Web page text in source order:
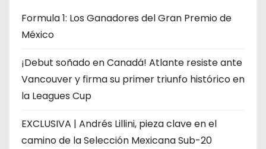
Formula 1: Los Ganadores del Gran Premio de
México
¡Debut soñado en Canadá! Atlante resiste ante
Vancouver y firma su primer triunfo histórico en
la Leagues Cup
EXCLUSIVA | Andrés Lillini, pieza clave en el
camino de la Selección Mexicana Sub-20